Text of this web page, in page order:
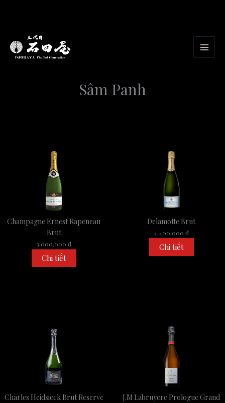
Sâm Panh
Champagne Ernest Rapeneau
Brut
3,000,000 đ
Chi tiết
Delamotte Brut
4,400,000 đ
Chi tiết
Charles Heidsieck Brut Reserve
J.M Labruyere Prologue Grand